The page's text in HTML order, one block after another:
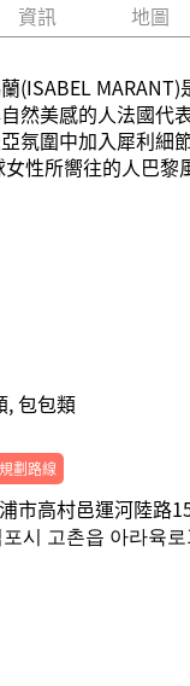
資訊 地圖
(ISABEL MARANT)
然美感的人法國代
氛圍中加入犀利細
性所嚮往的人巴黎
, 包包類
規劃路線
市高村邑運河陸路
시 고촌읍 아라육